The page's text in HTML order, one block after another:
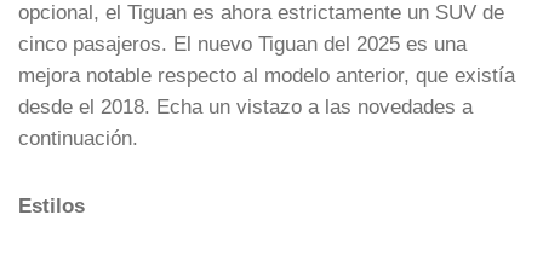
opcional, el Tiguan es ahora estrictamente un SUV de
cinco pasajeros. El nuevo Tiguan del 2025 es una
mejora notable respecto al modelo anterior, que existía
desde el 2018. Echa un vistazo a las novedades a
continuación.
Estilos